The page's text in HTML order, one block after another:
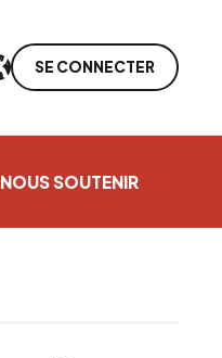
SE CONNECTER
NOUS SOUTENIR